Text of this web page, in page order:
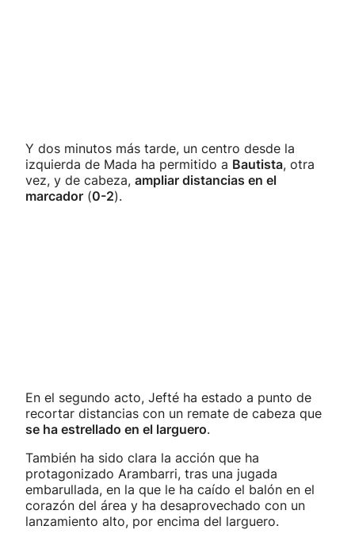
Y dos minutos más tarde, un centro desde la
izquierda de Mada ha permitido a Bautista, otra
vez, y de cabeza, ampliar distancias en el
marcador (0-2).
En el segundo acto, Jefté ha estado a punto de
recortar distancias con un remate de cabeza que
se ha estrellado en el larguero.
También ha sido clara la acción que ha
protagonizado Arambarri, tras una jugada
embarullada, en la que le ha caído el balón en el
corazón del área y ha desaprovechado con un
lanzamiento alto, por encima del larguero.